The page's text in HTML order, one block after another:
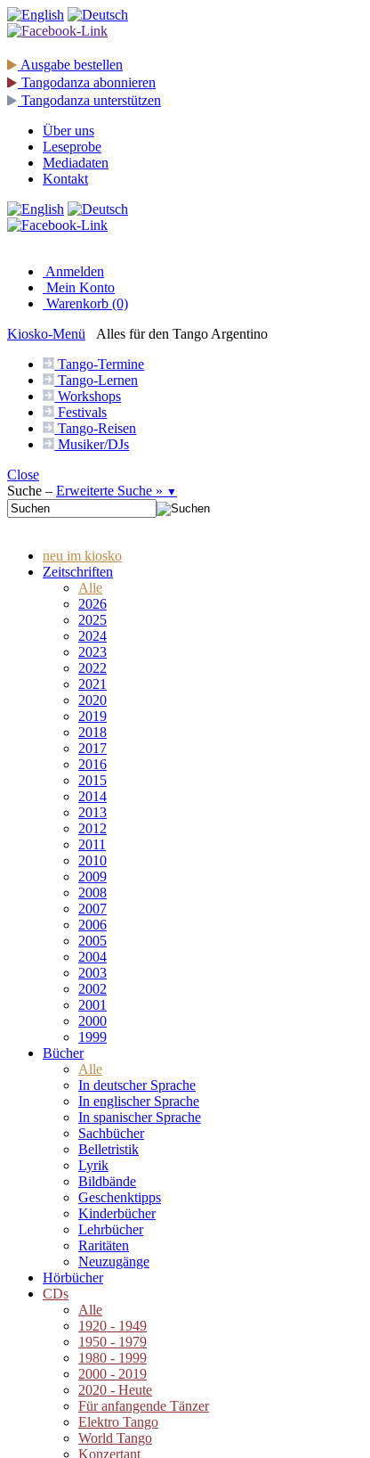
Ausgabe bestellen
Tangodanza abonnieren
Tangodanza unterstützen
Über uns
Leseprobe
Mediadaten
Kontakt
Anmelden
Mein Konto
Warenkorb (0)
Kiosko-Menü
Alles für den Tango Argentino
Tango-Termine
Tango-Lernen
Workshops
Festivals
Tango-Reisen
Musiker/DJs
Close
Suche – Erweiterte Suche » ▼
neu im kiosko
Zeitschriften
Alle
2026
2025
2024
2023
2022
2021
2020
2019
2018
2017
2016
2015
2014
2013
2012
2011
2010
2009
2008
2007
2006
2005
2004
2003
2002
2001
2000
1999
Bücher
Alle
In deutscher Sprache
In englischer Sprache
In spanischer Sprache
Sachbücher
Belletristik
Lyrik
Bildbände
Geschenktipps
Kinderbücher
Lehrbücher
Raritäten
Neuzugänge
Hörbücher
CDs
Alle
1920 - 1949
1950 - 1979
1980 - 1999
2000 - 2019
2020 - Heute
Für anfangende Tänzer
Elektro Tango
World Tango
Konzertant